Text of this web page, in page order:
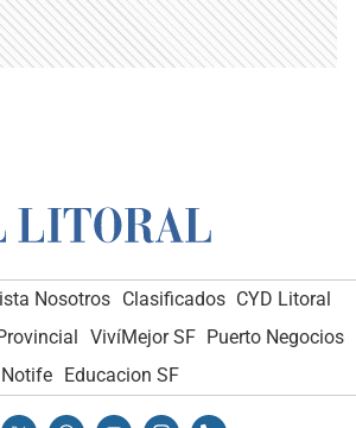
Nosotros Clasificados CYD Litoral
VivíMejor SF Puerto Negocios
Notife
Educacion SF